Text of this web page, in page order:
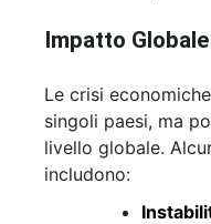
Impatto Globale
Le crisi
singoli paesi, ma
livello globale.
includono: